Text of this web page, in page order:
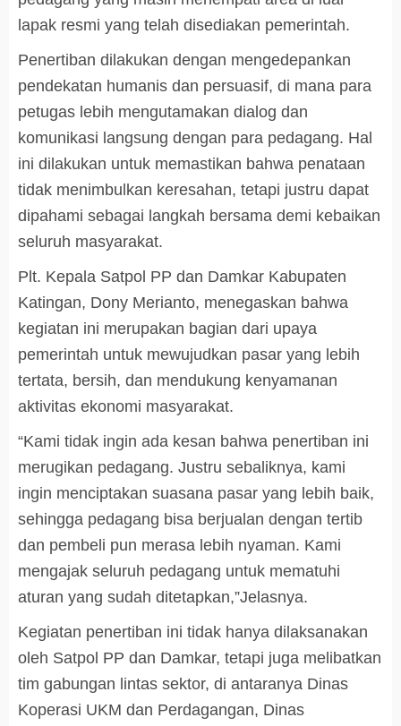
lapak resmi yang telah disediakan pemerintah.
Penertiban dilakukan dengan mengedepankan
pendekatan humanis dan persuasif, di mana para
petugas lebih mengutamakan dialog dan
komunikasi langsung dengan para pedagang. Hal
ini dilakukan untuk memastikan bahwa penataan
tidak menimbulkan keresahan, tetapi justru dapat
dipahami sebagai langkah bersama demi kebaikan
seluruh masyarakat.
Plt. Kepala Satpol PP dan Damkar Kabupaten
Katingan, Dony Merianto, menegaskan bahwa
kegiatan ini merupakan bagian dari upaya
pemerintah untuk mewujudkan pasar yang lebih
tertata, bersih, dan mendukung kenyamanan
aktivitas ekonomi masyarakat.
“Kami tidak ingin ada kesan bahwa penertiban ini
merugikan pedagang. Justru sebaliknya, kami
ingin menciptakan suasana pasar yang lebih baik,
sehingga pedagang bisa berjualan dengan tertib
dan pembeli pun merasa lebih nyaman. Kami
mengajak seluruh pedagang untuk mematuhi
aturan yang sudah ditetapkan,”Jelasnya.
Kegiatan penertiban ini tidak hanya dilaksanakan
oleh Satpol PP dan Damkar, tetapi juga melibatkan
tim gabungan lintas sektor, di antaranya Dinas
Koperasi UKM dan Perdagangan, Dinas